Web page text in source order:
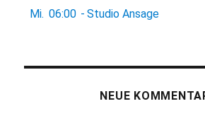
Mi. 06:00 - Studio Ansage
NEUE